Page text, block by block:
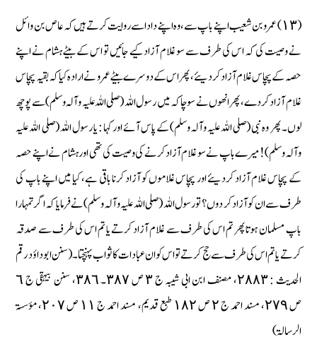
(١٣) عمرو بن شعیب اپنے باپ سے، وہ اپنے دادا سے روایت کرتے ہیں کہ عاص بن وائل
نے وصیت کی کہ اس کی طرف سے سو غلام آزاد کیے جائیں تو اس کے بیٹے ہشام نے اپنے
حصہ کے پچاس غلام آزاد کردیئے، پھر اس کے دوسرے بیٹے عمرو نے ارادہ کیا کہ بقیہ پچاس
غلام آزاد کر دے، پھر انھوں نے سوچا کہ میں رسول اللہ (صلی اللہ علیہ وآلہ وسلم) سے پوچھ
لوں۔ پھر وہ نبی (صلی اللہ علیہ وآلہ وسلم) کے پاس آئے اور کہا : یا رسول اللہ (صلی اللہ علیہ
وآلہ وسلم) ! میرے باپ نے سو غلام آزاد کرنے کی وصیت کی تھی اور ہشام نے اپنے حصہ
کے پچاس غلام آزاد کردیئے اور پچاس غلاموں کو آزاد کرنا باقی ہے، کیا میں اپنے باپ کی
طرف سے ان کو آزاد کر دوں ؟ تو رسول اللہ (صلی اللہ علیہ وآلہ وسلم) نے فرمایا کہ اگر تمہارا
باپ مسلمان ہوتا پھر تم اس کی طرف سے غلام آزاد کرتے یا تم اس کی طرف سے صدقہ
کرتے یا تم اس کی طرف سے حج کرتے تو اس کو ان عبادات کا ثواب پہنچتا۔ ( سنن ابو داؤد رقم
الحدیث : ٢٨٨٣، مصنف ابن ابی شیبہ ج ٣ ص ٣٨٧۔ ٣٨٦، سنن بیہقی ج ٦
ص ٢٧٩، مسند احمد ج ٢ ص ١٨٢ طبع قدیم، مسند احمد ج ١١ ص ٢٠٧، مؤسسۃ
الرسالۃ)